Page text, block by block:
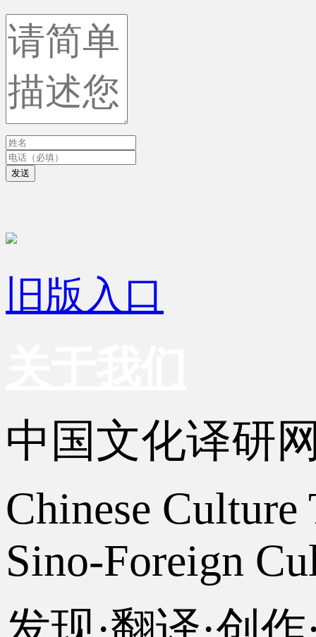
发送
旧版入口
中国文化译研
Chinese
Sino-Foreign